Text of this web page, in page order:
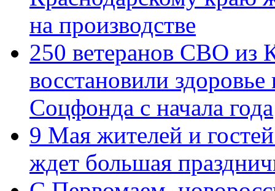
на производстве
250 ветеранов СВО из
восстановили
Соцфонда с начала года
9 Мая жителей и
ждет большая